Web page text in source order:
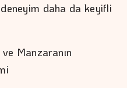
daha da keyifli
Manzaranın